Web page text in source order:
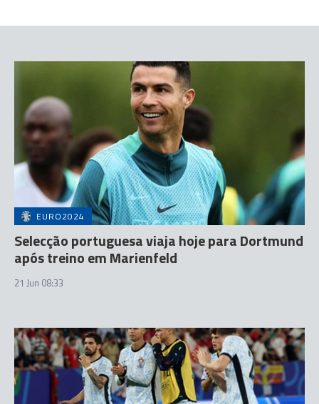
EURO2024
Selecção portuguesa viaja hoje para Dortmund
após treino em Marienfeld
21 Jun 08:33